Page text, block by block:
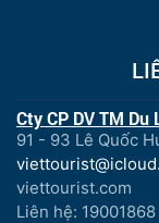
Cty CP DV TM
91 - 93 Lê Quốc
viettourist.com
Liên hệ: